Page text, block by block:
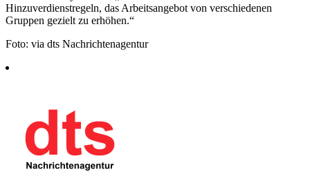
Hinzuverdienstregeln, das Arbeitsangebot von verschiedenen
Gruppen gezielt zu erhöhen.“
Foto: via dts Nachrichtenagentur